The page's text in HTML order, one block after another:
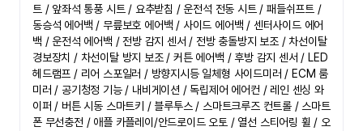
트 / 앞좌석 통풍 시트 / 요추받침 / 운전석 전동 시트 / 패들쉬프트 /
동승석 에어백 / 무릎보호 에어백 / 사이드 에어백 / 센터사이드 에어
백 / 운전석 에어백 / 전방 감지 센서 / 전방 충돌방지 보조 / 차선이탈
경보장치 / 차선이탈 방지 보조 / 커튼 에어백 / 후방 감지 센서 / LED
헤드램프 / 리어 스포일러 / 방향지시등 일체형 사이드미러 / ECM 룸
미러 / 공기청정 기능 / 내비게이션 / 독립제어 에어컨 / 레인 센싱 와
이퍼 / 버튼 시동 스마트키 / 블루투스 / 스마트크루즈 컨트롤 / 스마트
폰 무선충전 / 애플 카플레이/안드로이드 오토 / 열선 스티어링 휠 / 오